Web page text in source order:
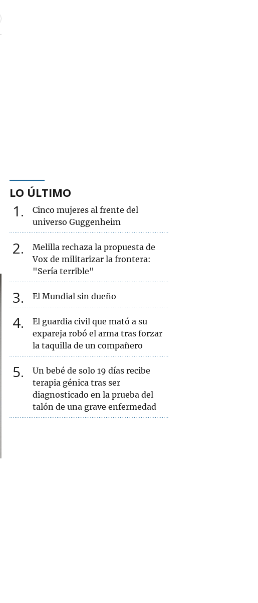
LO ÚLTIMO
1
Cinco mujeres al frente del
universo Guggenheim
2
Melilla rechaza la propuesta de
Vox de militarizar la frontera:
"Sería terrible"
3 El Mundial sin dueño
4
El guardia civil que mató a su
expareja robó el arma tras forzar
la taquilla de un compañero
5
Un bebé de solo 19 días recibe
terapia génica tras ser
diagnosticado en la prueba del
talón de una grave enfermedad